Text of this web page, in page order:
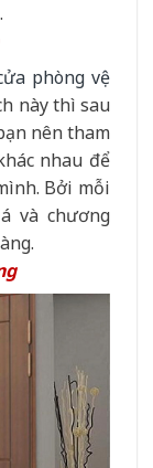
phòng vệ
này thì sau
nên tham
nhau để
Bởi mỗi
và chương